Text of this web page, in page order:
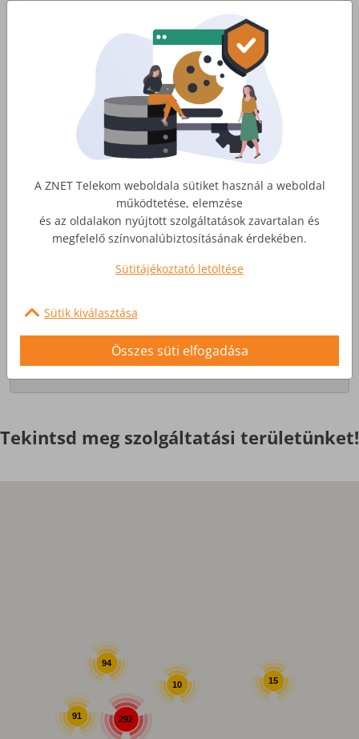
Válasszon milyen szolgáltatás érdekli!
Lakossági Internet
Otthoni internet, telefon és tv
szolgáltatás
Üzleti Internet
Nagyobb igényekre, egyedi
Érdekel
Tekintsd meg szolgáltatási területünket!
292
94
10 15
91
A ZNET Telekom weboldala sütiket használ a weboldal
működtetése, elemzése
és az oldalakon nyújtott szolgáltatások zavartalan és
megfelelő színvonalúbiztosításának érdekében.
Sütitájékoztató letöltése
Sütik kiválasztása
Összes süti elfogadása